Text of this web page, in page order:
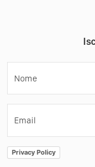
Nome
Email
Privacy Policy